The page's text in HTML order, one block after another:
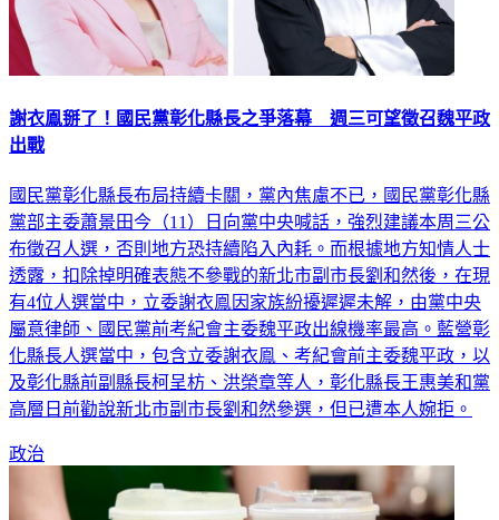
謝衣鳯掰了！國民黨彰化縣長之爭落幕 週三可望徵召魏平政
出戰
國民黨彰化縣長布局持續卡關，黨內焦慮不已，國民黨彰化縣
黨部主委蕭景田今（11）日向黨中央喊話，強烈建議本周三公
布徵召人選，否則地方恐持續陷入內耗。而根據地方知情人士
透露，扣除掉明確表態不參戰的新北市副市長劉和然後，在現
有4位人選當中，立委謝衣鳯因家族紛擾遲遲未解，由黨中央
屬意律師、國民黨前考紀會主委魏平政出線機率最高。藍營彰
化縣長人選當中，包含立委謝衣鳯、考紀會前主委魏平政，以
及彰化縣前副縣長柯呈枋、洪榮章等人，彰化縣長王惠美和黨
高層日前勸說新北市副市長劉和然參選，但已遭本人婉拒。
政治